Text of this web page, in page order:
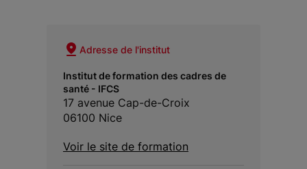
Adresse de l'institut
Institut de formation des cadres de
santé - IFCS
17 avenue Cap-de-Croix
06100 Nice
Voir le site de formation